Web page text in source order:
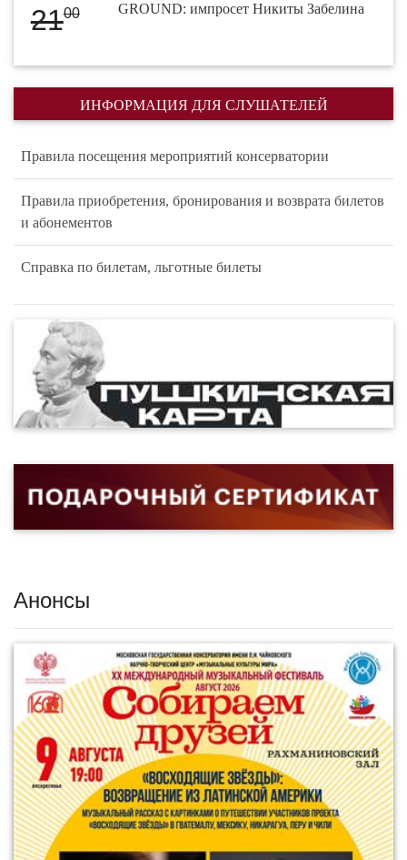
2100 GROUND: импросет Никиты Забелина
ИНФОРМАЦИЯ ДЛЯ СЛУШАТЕЛЕЙ
Правила посещения мероприятий консерватории
Правила приобретения, бронирования и возврата билетов
и абонементов
Справка по билетам, льготные билеты
Анонсы